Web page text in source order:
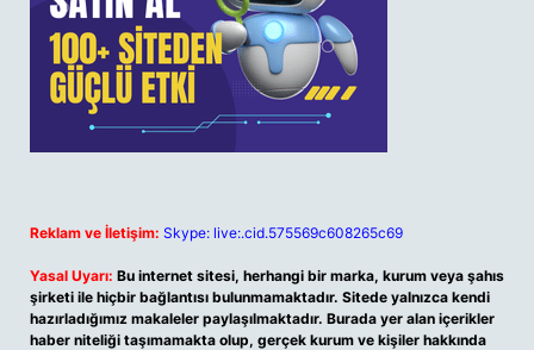
Reklam ve İletişim: Skype: live:.cid.575569c608265c69
Yasal Uyarı: Bu internet sitesi, herhangi bir marka, kurum veya şahıs
şirketi ile hiçbir bağlantısı bulunmamaktadır. Sitede yalnızca kendi
hazırladığımız makaleler paylaşılmaktadır. Burada yer alan içerikler
haber niteliği taşımamakta olup, gerçek kurum ve kişiler hakkında